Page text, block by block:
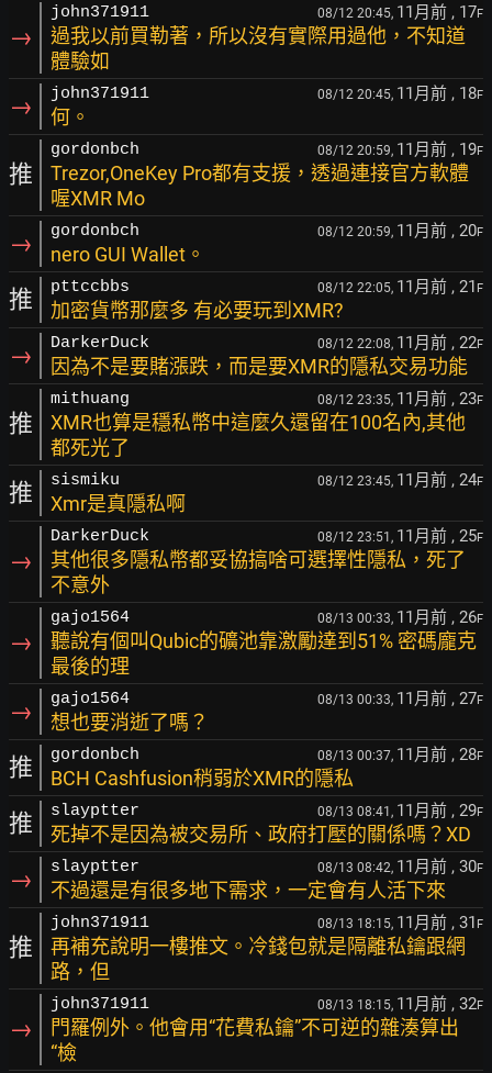
→
john371911 08/12 20:45, 11月前 , 17F
過我以前買勒著，所以沒有實際用過他，不知道
體驗如
→ john371911 08/12 20:45, 11月前 , 18F
何。
推
gordonbch 08/12 20:59, 11月前 , 19F
Trezor,OneKey Pro都有支援，透過連接官方軟體
喔XMR Mo
→ gordonbch 08/12 20:59, 11月前 , 20F
nero GUI Wallet。
推 pttccbbs 08/12 22:05, 11月前 , 21 F
加密貨幣那麼多 有必要玩到XMR?
→ DarkerDuck 08/12 22:08, 11月前 , 22F
因為不是要賭漲跌，而是要XMR的隱私交易功能
推
mithuang 08/12 23:35, 11月前 , 23F
XMR也算是穩私幣中這麼久還留在100名內,其他
都死光了
推 sismiku 08/12 23:45, 11月前 , 24F
Xmr是真隱私啊
→
DarkerDuck 08/12 23:51, 11月前 , 25F
其他很多隱私幣都妥協搞啥可選擇性隱私，死了
不意外
→
gajo1564 08/13 00:33, 11月前 , 26F
聽說有個叫Qubic的礦池靠激勵達到51% 密碼龐克
最後的理
→ gajo1564 08/13 00:33, 11月前 , 27F
想也要消逝了嗎？
推 gordonbch 08/13 00:37, 11月前 , 28F
BCH Cashfusion稍弱於XMR的隱私
推 slayptter 08/13 08:41, 11月前 , 29F
死掉不是因為被交易所、政府打壓的關係嗎？XD
→ slayptter 08/13 08:42, 11月前 , 30F
不過還是有很多地下需求，一定會有人活下來
推
john371911 08/13 18:15, 11月前 , 31 F
再補充說明一樓推文。冷錢包就是隔離私鑰跟網
路，但
→
john371911 08/13 18:15, 11月前 , 32F
門羅例外。他會用“花費私鑰”不可逆的雜湊算出
“檢